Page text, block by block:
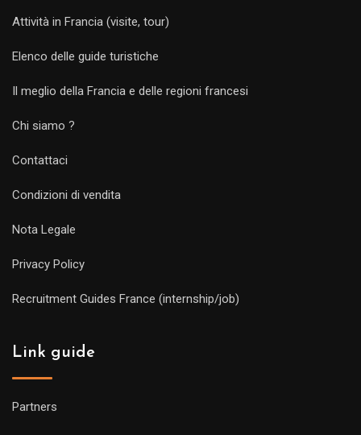
Attività in Francia (visite, tour)
Elenco delle guide turistiche
Il meglio della Francia e delle regioni francesi
Chi siamo ?
Contattaci
Condizioni di vendita
Nota Legale
Privacy Policy
Recruitment Guides France (internship/job)
Link guide
Partners